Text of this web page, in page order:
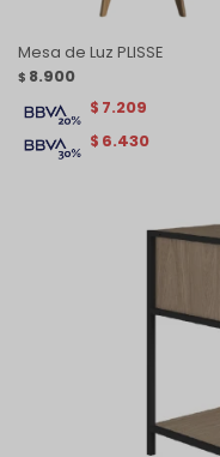
Mesa de Luz PLISSE
$ 8.900
$ 6.430
$ 7.209